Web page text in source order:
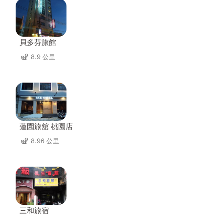
貝多芬旅館
8.9 公里
蓮園旅舘 桃園店
8.96 公里
三和旅宿